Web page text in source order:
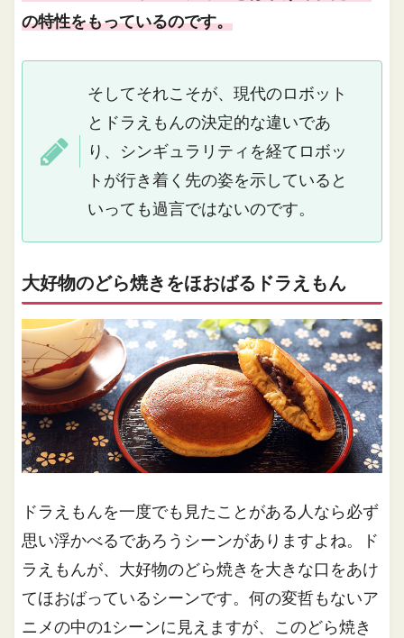
の特性をもっているのです。
そしてそれこそが、現代のロボット
とドラえもんの決定的な違いであ
り、シンギュラリティを経てロボッ
トが行き着く先の姿を示していると
いっても過言ではないのです。
大好物のどら焼きをほおばるドラえもん
ドラえもんを一度でも見たことがある人なら必ず
思い浮かべるであろうシーンがありますよね。ド
ラえもんが、大好物のどら焼きを大きな口をあけ
てほおばっているシーンです。何の変哲もないア
ニメの中の1シーンに見えますが、このどら焼き